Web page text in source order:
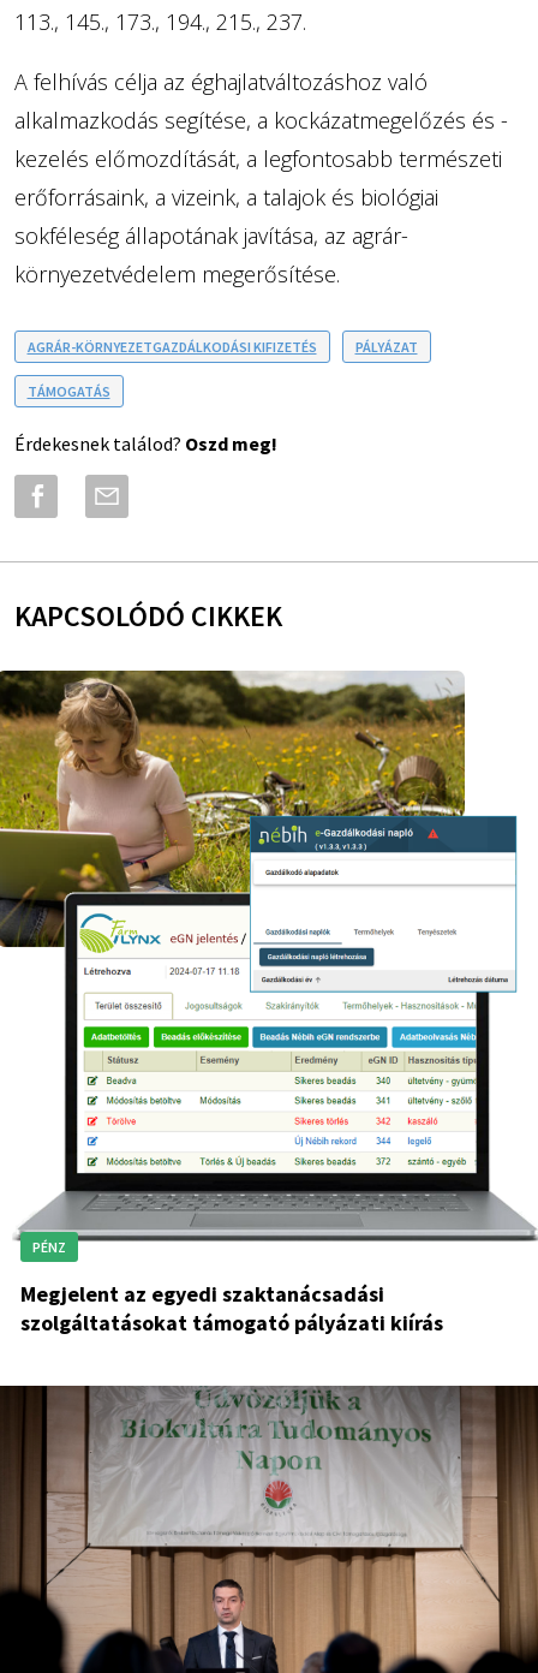
113., 145., 173., 194., 215., 237.
A felhívás célja az éghajlatváltozáshoz való
alkalmazkodás segítése, a kockázatmegelőzés és -
kezelés előmozdítását, a legfontosabb természeti
erőforrásaink, a vizeink, a talajok és biológiai
sokféleség állapotának javítása, az agrár-
környezetvédelem megerősítése.
AGRÁR-KÖRNYEZETGAZDÁLKODÁSI KIFIZETÉS PÁLYÁZAT
TÁMOGATÁS
Érdekesnek találod? Oszd meg!
KAPCSOLÓDÓ CIKKEK
PÉNZ
Megjelent az egyedi szaktanácsadási
szolgáltatásokat támogató pályázati kiírás